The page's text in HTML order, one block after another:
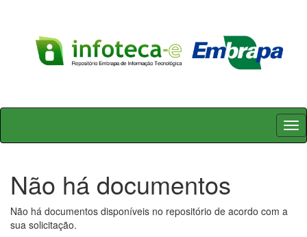
Skip
Não há documentos
Não há documentos disponíveis no repositório de acordo com a
sua solicitação.